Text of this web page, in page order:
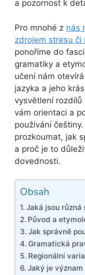
a pozornost k
Pro mnohé z nás
zdrojem stresu či
ponoříme do
gramatiky a
učení nám
jazyka a jeho
vysvětlení rozdílů
vám orientaci a
používání
prozkoumat, jak
a proč je to
dovednosti.
Obsah
Jaká jsou různá
Původ a
Jak správně
Gramatická
Regionální
Jaký je význam